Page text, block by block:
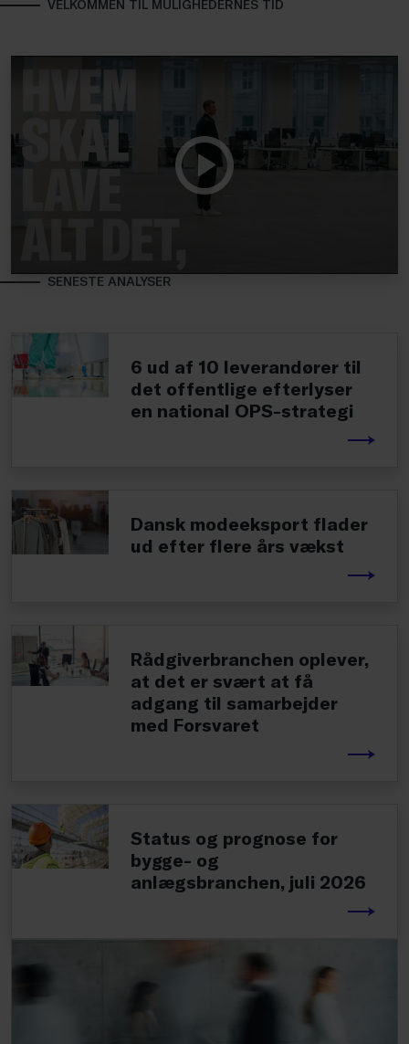
VELKOMMEN TIL MULIGHEDERNES TID
SENESTE ANALYSER
6 ud af 10 leverandører til
det offentlige efterlyser
en national OPS-strategi
Dansk modeeksport flader
ud efter flere års vækst
Rådgiverbranchen oplever,
at det er svært at få
adgang til samarbejder
med Forsvaret
Status og prognose for
bygge- og
anlægsbranchen, juli 2026